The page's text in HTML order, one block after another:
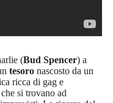
(Bud Spencer) a
tesoro nascosto da un
ricca di gag e
si trovano ad